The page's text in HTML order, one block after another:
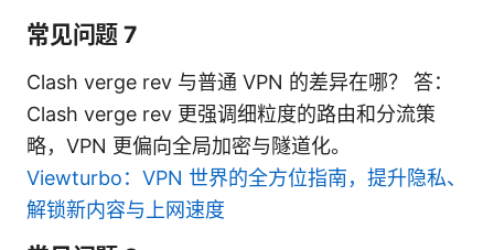
常见问题 7
Clash verge rev 与普通 VPN 的差异在哪？ 答：
Clash verge rev 更强调细粒度的路由和分流策
略，VPN 更偏向全局加密与隧道化。
Viewturbo：VPN 世界的全方位指南，提升隐私、
解锁新内容与上网速度